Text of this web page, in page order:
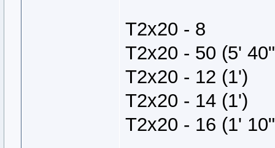
Т2х20 - 8
Т2х20 - 50 (5'
Т2х20 - 12 (1')
Т2х20 - 14 (1')
Т2х20 - 16 (1'